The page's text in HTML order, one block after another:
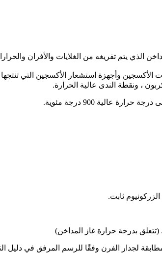
يتم تفريغه من الغلايات والأفران
وأجهزة استشعار الأكسجين التي
عالية 900 درجة مئوية.
ثابت.